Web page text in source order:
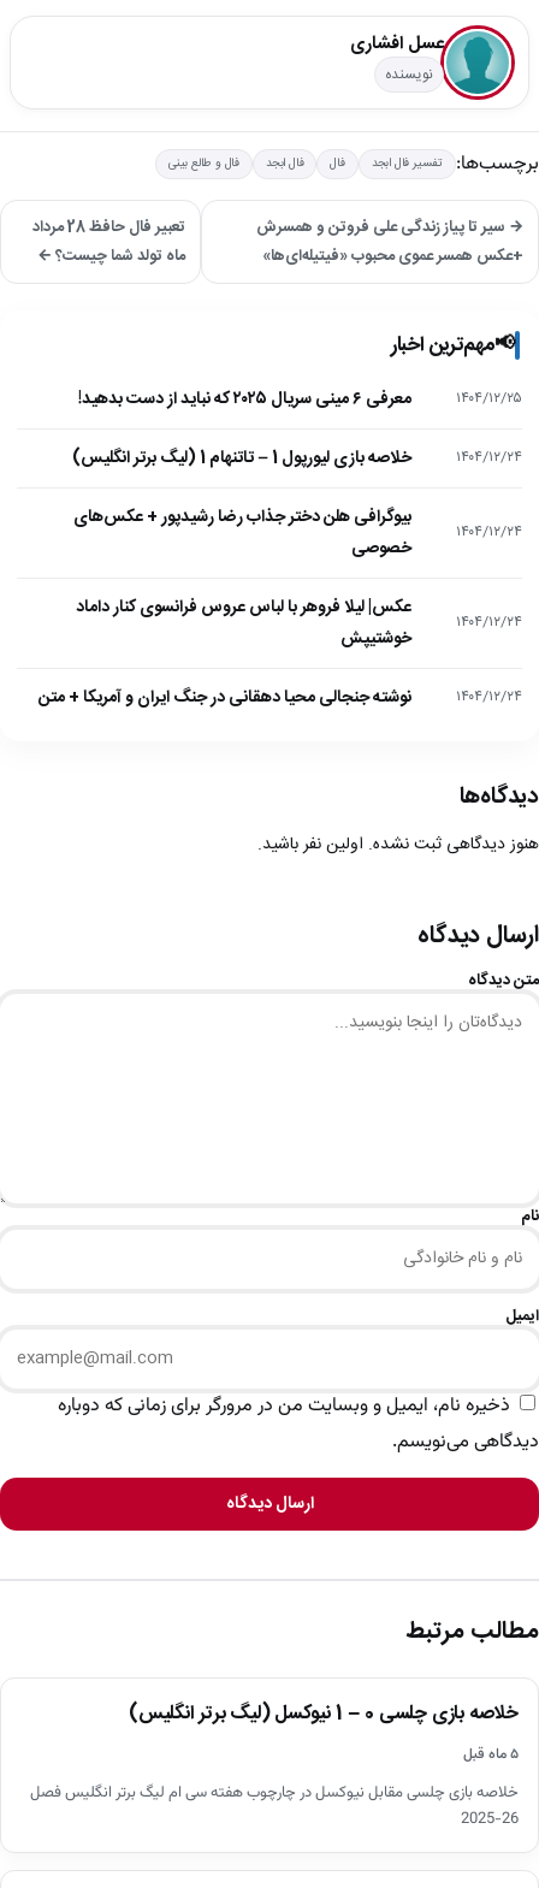
عسل افشاری
نویسنده
برچسب‌ها: تفسیر فال ابجد فال فال ابجد فال و طالع بینی
→ سیر تا پیاز زندگی علی فروتن و همسرش
+عکس همسر عموی محبوب «فیتیله‌ای‌ها»
تعبیر فال حافظ 28 مرداد
ماه تولد شما چیست؟ ←
📢مهم‌ترین اخبار
۱۴۰۴/۱۲/۲۵ معرفی ۶ مینی سریال ۲۰۲۵ که نباید از دست بدهید!
۱۴۰۴/۱۲/۲۴ خلاصه بازی لیورپول 1 – تاتنهام 1 (لیگ برتر انگلیس)
۱۴۰۴/۱۲/۲۴
بیوگرافی هلن دختر جذاب رضا رشیدپور + عکس‌های
خصوصی
۱۴۰۴/۱۲/۲۴
عکس| لیلا فروهر با لباس عروس فرانسوی کنار داماد
خوشتیپش
۱۴۰۴/۱۲/۲۴ نوشته جنجالی محیا دهقانی در جنگ ایران و آمریکا + متن
دیدگاه‌ها
هنوز دیدگاهی ثبت نشده. اولین نفر باشید.
ارسال دیدگاه
متن دیدگاه
نام
ایمیل
ذخیره نام، ایمیل و وبسایت من در مرورگر برای زمانی که دوباره
دیدگاهی می‌نویسم.
ارسال دیدگاه
مطالب مرتبط
خلاصه بازی چلسی 0 – 1 نیوکسل (لیگ برتر انگلیس)
۵ ماه قبل
خلاصه بازی چلسی مقابل نیوکسل در چارچوب هفته سی ام لیگ برتر انگلیس فصل
26-2025